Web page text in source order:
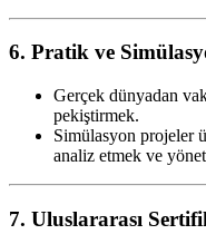
6. Pratik ve
Gerçek dünyadan
pekiştirmek.
Simülasyon projeler
analiz etmek ve
7. Uluslararası